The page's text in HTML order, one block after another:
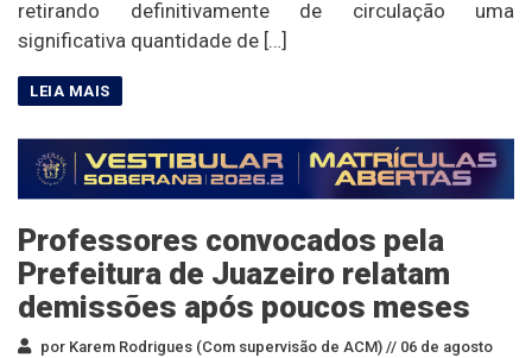
retirando definitivamente de circulação uma
significativa quantidade de […]
Professores convocados pela
Prefeitura de Juazeiro relatam
demissões após poucos meses
por Karem Rodrigues (Com supervisão de ACM) // 06 de agosto